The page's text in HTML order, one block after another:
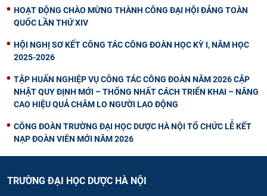
HOẠT ĐỘNG CHÀO MỪNG THÀNH CÔNG ĐẠI HỘI ĐẢNG TOÀN
QUỐC LẦN THỨ XIV
HỘI NGHỊ SƠ KẾT CÔNG TÁC CÔNG ĐOÀN HỌC KỲ I, NĂM HỌC
2025-2026
TẬP HUẤN NGHIỆP VỤ CÔNG TÁC CÔNG ĐOÀN NĂM 2026 CẬP
NHẬT QUY ĐỊNH MỚI – THỐNG NHẤT CÁCH TRIỂN KHAI – NÂNG
CAO HIỆU QUẢ CHĂM LO NGƯỜI LAO ĐỘNG
CÔNG ĐOÀN TRƯỜNG ĐẠI HỌC DƯỢC HÀ NỘI TỔ CHỨC LỄ KẾT
NẠP ĐOÀN VIÊN MỚI NĂM 2026
TRƯỜNG ĐẠI HỌC DƯỢC HÀ NỘI